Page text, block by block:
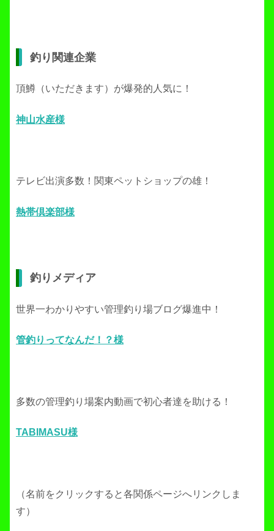
釣り関連企業
頂鱒（いただきます）が爆発的人気に！
神山水産様
テレビ出演多数！関東ペットショップの雄！
熱帯倶楽部様
釣りメディア
世界一わかりやすい管理釣り場ブログ爆進中！
管釣りってなんだ！？様
多数の管理釣り場案内動画で初心者達を助ける！
TABIMASU様
（名前をクリックすると各関係ページへリンクしま
す）